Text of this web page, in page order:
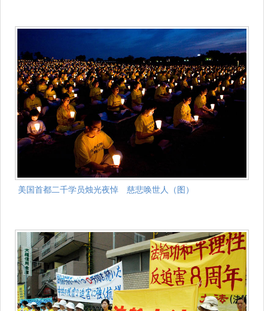
美国首都二千学员烛光夜悼 慈悲唤世人（图）